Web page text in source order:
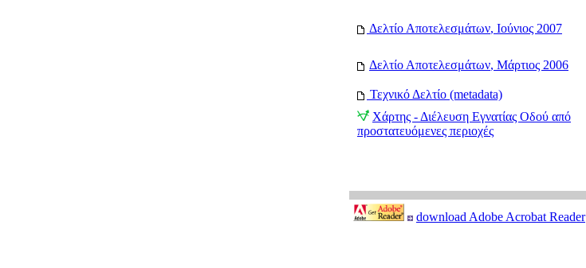
Δελτίο Αποτελεσμάτων, Ιούνιος 2007
Δελτίο Αποτελεσμάτων, Μάρτιος 2006
Τεχνικό Δελτίο (metadata)
Χάρτης - Διέλευση Εγνατίας Οδού από
προστατευόμενες περιοχές
download Adobe Acrobat Reader